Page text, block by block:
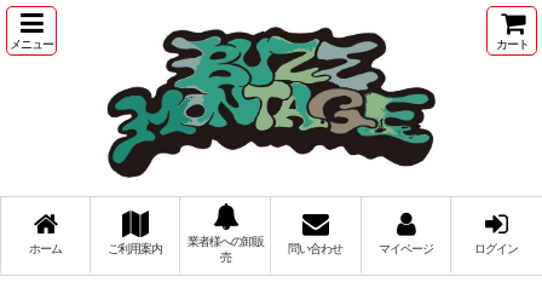
メニュー カート
ホーム ご利用案内
業者様への卸販
売
問い合わせ マイページ ログイン